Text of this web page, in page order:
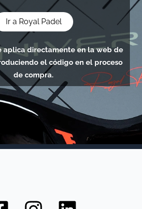
Ir a Royal Padel
aplica directamente en la web de
el código en el proceso
de compra.